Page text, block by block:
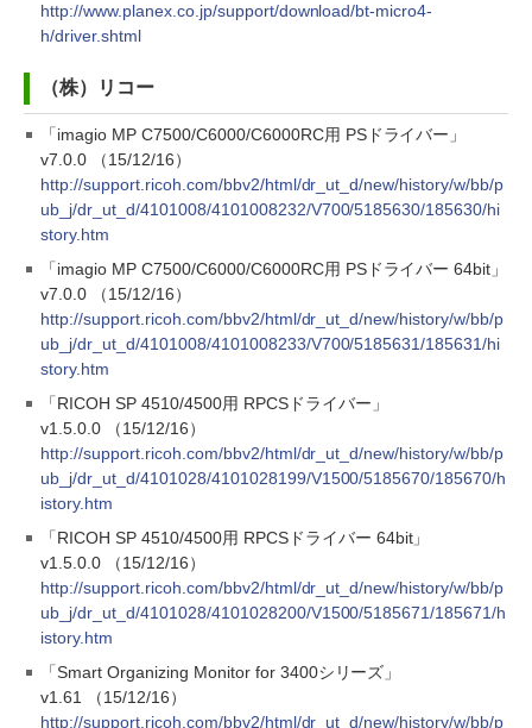
http://www.planex.co.jp/support/download/bt-micro4-
h/driver.shtml
（株）リコー
「imagio MP C7500/C6000/C6000RC用 PSドライバー」
v7.0.0 （15/12/16）
http://support.ricoh.com/bbv2/html/dr_ut_d/new/history/w/bb/p
ub_j/dr_ut_d/4101008/4101008232/V700/5185630/185630/hi
story.htm
「imagio MP C7500/C6000/C6000RC用 PSドライバー 64bit」
v7.0.0 （15/12/16）
http://support.ricoh.com/bbv2/html/dr_ut_d/new/history/w/bb/p
ub_j/dr_ut_d/4101008/4101008233/V700/5185631/185631/hi
story.htm
「RICOH SP 4510/4500用 RPCSドライバー」
v1.5.0.0 （15/12/16）
http://support.ricoh.com/bbv2/html/dr_ut_d/new/history/w/bb/p
ub_j/dr_ut_d/4101028/4101028199/V1500/5185670/185670/h
istory.htm
「RICOH SP 4510/4500用 RPCSドライバー 64bit」
v1.5.0.0 （15/12/16）
http://support.ricoh.com/bbv2/html/dr_ut_d/new/history/w/bb/p
ub_j/dr_ut_d/4101028/4101028200/V1500/5185671/185671/h
istory.htm
「Smart Organizing Monitor for 3400シリーズ」
v1.61 （15/12/16）
http://support.ricoh.com/bbv2/html/dr_ut_d/new/history/w/bb/p